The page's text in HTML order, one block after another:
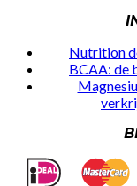
Nutrition
BCAA: de